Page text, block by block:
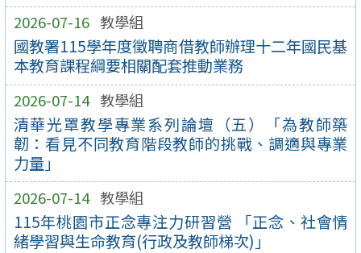
2026-07-16 教學組
國教署115學年度徵聘商借教師辦理十二年國民基
本教育課程綱要相關配套推動業務
2026-07-14 教學組
清華光罩教學專業系列論壇（五）「為教師築
韌：看見不同教育階段教師的挑戰、調適與專業
力量」
2026-07-14 教學組
115年桃園市正念專注力研習營 「正念、社會情
緒學習與生命教育(行政及教師梯次)」